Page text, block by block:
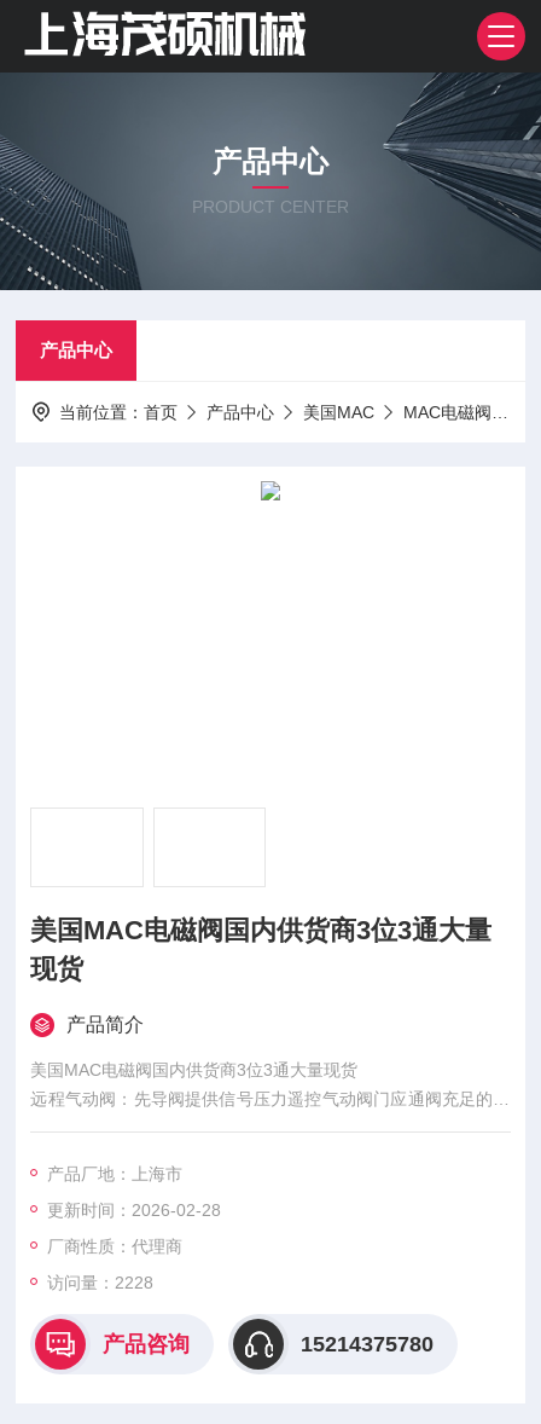
产品中心
PRODUCT CENTER
产品中心
当前位置：首页 产品中心 美国MAC MAC电磁阀
美国MAC电磁阀国内供货商3位3通大量
现货
产品简介
美国MAC电磁阀国内供货商3位3通大量现货
远程气动阀：先导阀提供信号压力遥控气动阀门应通阀充足的供
应和排气能力提供积极的加压和导排电源线。导线应打开排气阀
设计将阀门的位置移到与相应的电磁阀或远程空气相同的位置飞
行员操作员，如果它被激活。
产品厂地：上海市
更新时间：2026-02-28
厂商性质：代理商
访问量：2228
产品咨询 15214375780